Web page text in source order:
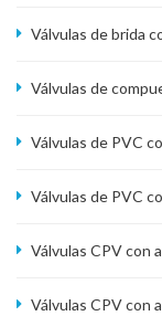
Válvulas de brida
Válvulas de
Válvulas de PVC
Válvulas de PVC
Válvulas CPV con
Válvulas CPV con